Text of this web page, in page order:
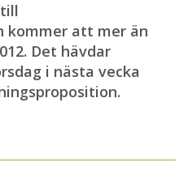
kommer att mer än
Det hävdar
i nästa vecka